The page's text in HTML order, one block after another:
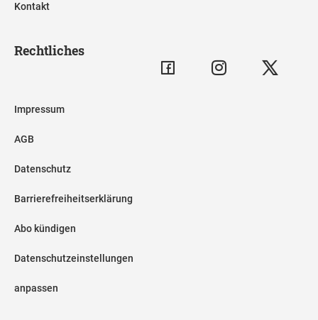
Kontakt
Rechtliches
Impressum
AGB
Datenschutz
Barrierefreiheitserklärung
Abo kündigen
Datenschutzeinstellungen
anpassen